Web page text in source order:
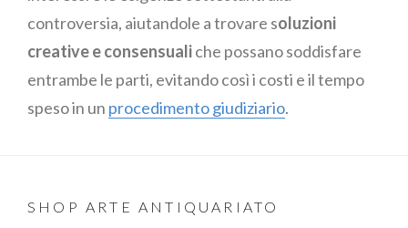
controversia, aiutandole a trovare soluzioni
creative e consensualiche possano soddisfare
entrambe le parti, evitando così i costi e il tempo
speso in un procedimento giudiziario.
SHOP ARTE ANTIQUARIATO